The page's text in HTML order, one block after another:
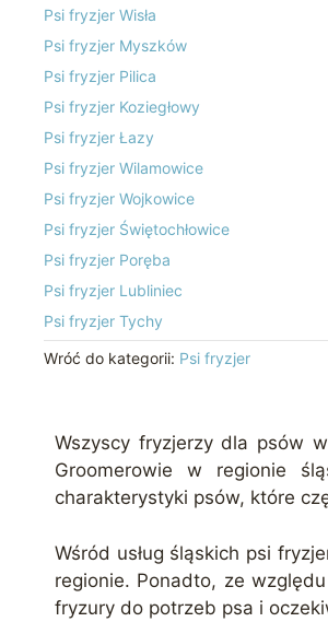
Psi fryzjer Wisła
Psi fryzjer Myszków
Psi fryzjer Pilica
Psi fryzjer Koziegłowy
Psi fryzjer Łazy
Psi fryzjer Wilamowice
Psi fryzjer Wojkowice
Psi fryzjer Świętochłowice
Psi fryzjer Poręba
Psi fryzjer Lubliniec
Psi fryzjer Tychy
Wróć do kategorii: Psi fryzjer
Wszyscy fryzjerzy dla psów
Groomerowie w regionie
charakterystyki psów, które
Wśród usług śląskich psi
regionie. Ponadto, ze
fryzury do potrzeb psa i